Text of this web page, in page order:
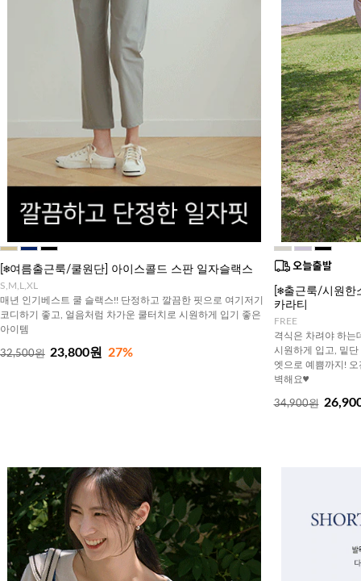
[❄️여름출근룩/쿨원단] 아이스콜드 스판 일자슬랙스
S,M,L,XL
매년 인기베스트 쿨 슬랙스!! 단정하고 깔끔한 핏으로 여기저기
코디하기 좋고, 얼음처럼 차가운 쿨터치로 시원하게 입기 좋은
아이템
32,500원 23,800원 27%
[❄️출근룩/시원한
카라티
FREE
격식은 차려야 하는
시원하게 입고, 밑
엣으로 예쁨까지!
벽해요♥
34,900원